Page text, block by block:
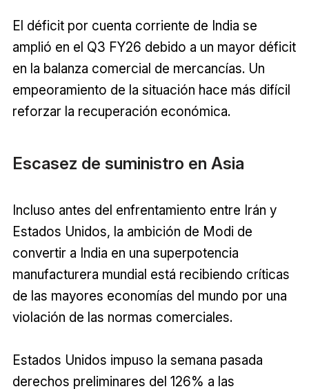
El déficit por cuenta corriente de India se
amplió en el Q3 FY26 debido a un mayor déficit
en la balanza comercial de mercancías. Un
empeoramiento de la situación hace más difícil
reforzar la recuperación económica.
Escasez de suministro en Asia
Incluso antes del enfrentamiento entre Irán y
Estados Unidos, la ambición de Modi de
convertir a India en una superpotencia
manufacturera mundial está recibiendo críticas
de las mayores economías del mundo por una
violación de las normas comerciales.
Estados Unidos impuso la semana pasada
derechos preliminares del 126% a las